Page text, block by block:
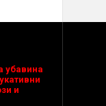
убавина
и